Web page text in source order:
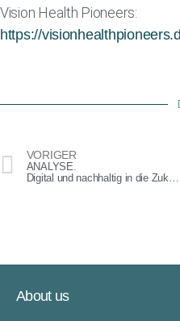
Vision Health Pioneers:
https://
VORIGER
ANALYSE.
Digital und nachhaltig in die Zukunft
About us